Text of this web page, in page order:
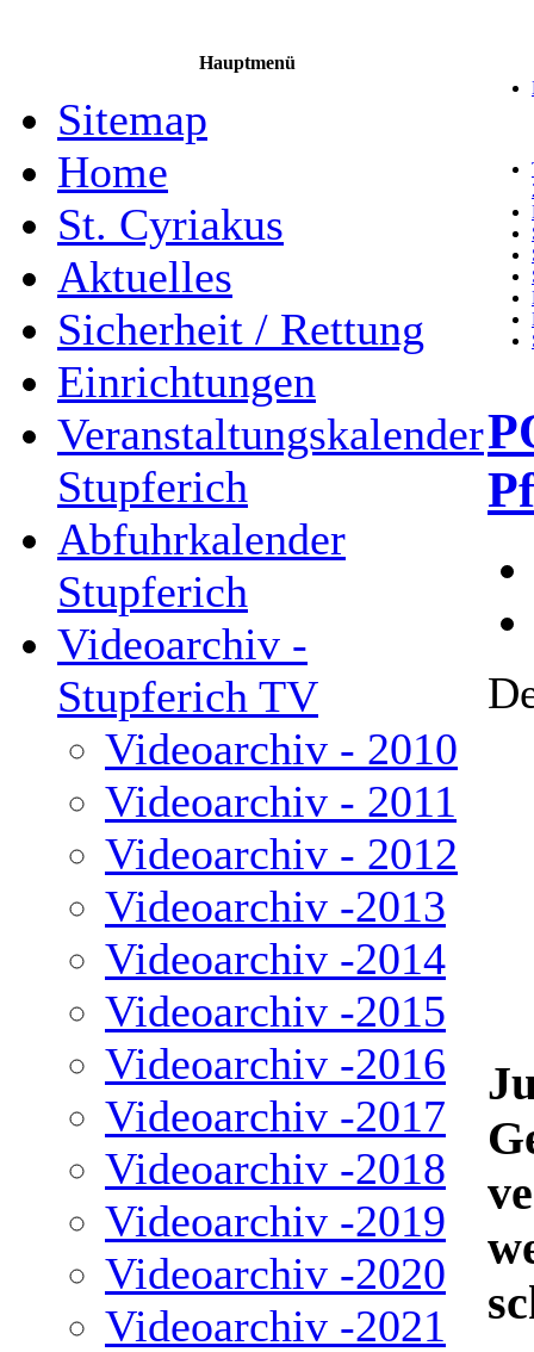
Hauptmenü
Sitemap
Home
St. Cyriakus
Aktuelles
Sicherheit / Rettung
Einrichtungen
Veranstaltungskalender
Stupferich
Abfuhrkalender
Stupferich
Videoarchiv -
Stupferich TV
Videoarchiv - 2010
Videoarchiv - 2011
Videoarchiv - 2012
Videoarchiv -2013
Videoarchiv -2014
Videoarchiv -2015
Videoarchiv -2016
Videoarchiv -2017
Videoarchiv -2018
Videoarchiv -2019
Videoarchiv -2020
Videoarchiv -2021